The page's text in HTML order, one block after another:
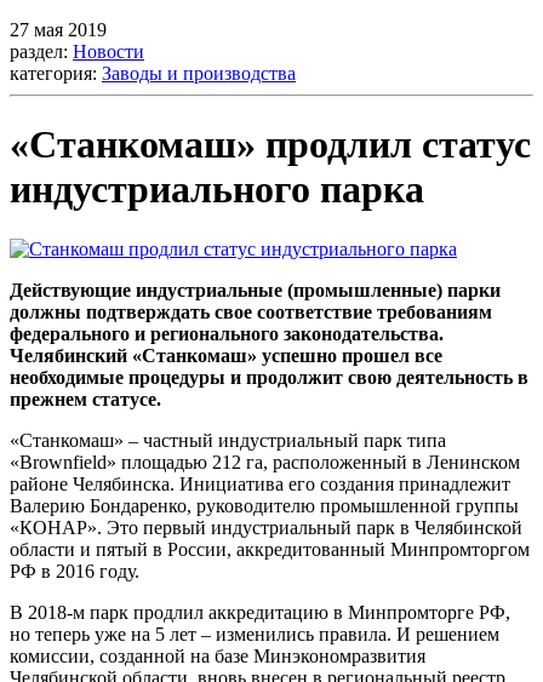
27 мая 2019
раздел: Новости
категория: Заводы и производства
«Станкомаш» продлил статус
индустриального парка
Действующие индустриальные (промышленные) парки
должны подтверждать свое соответствие требованиям
федерального и регионального законодательства.
Челябинский «Станкомаш» успешно прошел все
необходимые процедуры и продолжит свою деятельность в
прежнем статусе.
«Станкомаш» – частный индустриальный парк типа
«Brownfield» площадью 212 га, расположенный в Ленинском
районе Челябинска. Инициатива его создания принадлежит
Валерию Бондаренко, руководителю промышленной группы
«КОНАР». Это первый индустриальный парк в Челябинской
области и пятый в России, аккредитованный Минпромторгом
РФ в 2016 году.
В 2018-м парк продлил аккредитацию в Минпромторге РФ,
но теперь уже на 5 лет – изменились правила. И решением
комиссии, созданной на базе Минэкономразвития
Челябинской области, вновь внесен в региональный реестр